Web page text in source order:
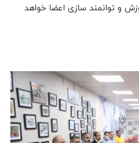
و توانمند سازی اعضا خواهد